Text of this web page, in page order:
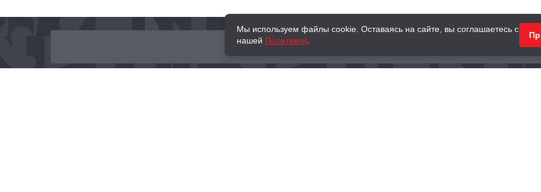
КНИГИ ПОДАРКИ
Мы используем файлы cookie. Оставаясь на сайте, вы соглашаетесь с
нашей Политикой